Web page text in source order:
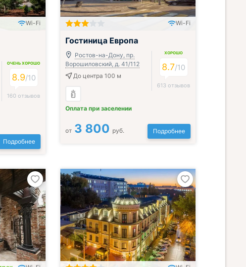
Wi-Fi
ОЧЕНЬ ХОРОШО
8.9/10
160 отзывов
Подробнее
Wi-Fi
Гостиница Европа
Ростов-на-Дону, пр.
Ворошиловский, д. 41/112
До центра 100 м
Оплата при заселении
ХОРОШО
8.7/10
613 отзывов
от 3 800 руб. Подробнее